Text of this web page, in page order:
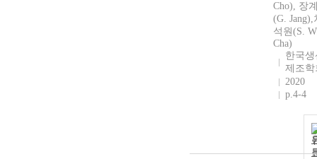
Cho), 장
(G. Jang),
석원(S.
Cha)
한국생
제조학
2020
p.4-4